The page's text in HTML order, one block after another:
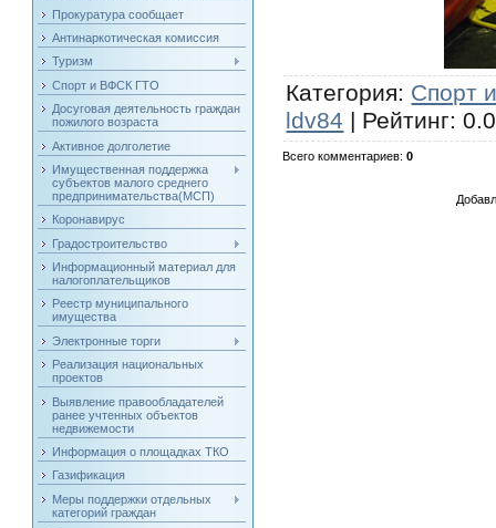
Прокуратура сообщает
Антинаркотическая комиссия
Туризм
Спорт и ВФСК ГТО
Досуговая деятельность граждан
пожилого возраста
Активное долголетие
Имущественная поддержка
субъектов малого среднего
предпринимательства(МСП)
Коронавирус
Градостроительство
Информационный материал для
налогоплательщиков
Реестр муниципального
имущества
Электронные торги
Реализация национальных
проектов
Выявление правообладателей
ранее учтенных объектов
недвижемости
Информация о площадках ТКО
Газификация
Меры поддержки отдельных
категорий граждан
Категория: Спорт
ldv84 | Рейтинг:0.0
Всего комментариев:0